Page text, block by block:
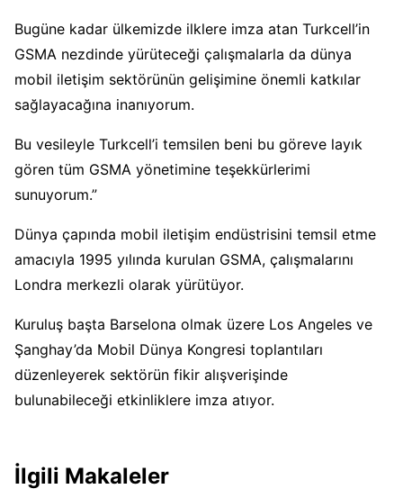
Bugüne kadar ülkemizde ilklere imza atan Turkcell’in
GSMA nezdinde yürüteceği çalışmalarla da dünya
mobil iletişim sektörünün gelişimine önemli katkılar
sağlayacağına inanıyorum.
Bu vesileyle Turkcell’i temsilen beni bu göreve layık
gören tüm GSMA yönetimine teşekkürlerimi
sunuyorum.”
Dünya çapında mobil iletişim endüstrisini temsil etme
amacıyla 1995 yılında kurulan GSMA, çalışmalarını
Londra merkezli olarak yürütüyor.
Kuruluş başta Barselona olmak üzere Los Angeles ve
Şanghay’da Mobil Dünya Kongresi toplantıları
düzenleyerek sektörün fikir alışverişinde
bulunabileceği etkinliklere imza atıyor.
İlgili Makaleler